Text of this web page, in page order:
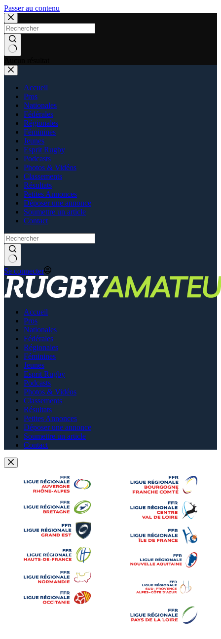
Passer au contenu
Accueil
Pros
Nationales
Fédérales
Régionales
Féminines
Jeunes
Esprit Rugby
Podcasts
Photos & Vidéos
Classements
Résultats
Petites Annonces
Déposer une annonce
Soumettre un article
Contact
Se connecter
Accueil
Pros
Nationales
Fédérales
Régionales
Féminines
Jeunes
Esprit Rugby
Podcasts
Photos & Vidéos
Classements
Résultats
Petites Annonces
Déposer une annonce
Soumettre un article
Contact